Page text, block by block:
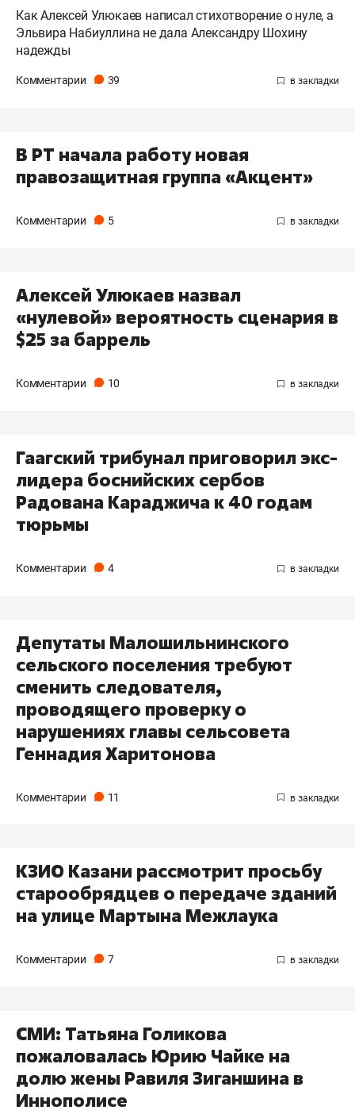
Как Алексей Улюкаев написал стихотворение о нуле, а
Эльвира Набиуллина не дала Александру Шохину
надежды
Комментарии 39
В РТ начала работу новая
правозащитная группа «Акцент»
Комментарии 5
Алексей Улюкаев назвал
«нулевой» вероятность сценария в
$25 за баррель
Комментарии 10
Гаагский трибунал приговорил экс-
лидера боснийских сербов
Радована Караджича к 40 годам
тюрьмы
Комментарии 4
Депутаты Малошильнинского
сельского поселения требуют
сменить следователя,
проводящего проверку о
нарушениях главы сельсовета
Геннадия Харитонова
Комментарии 11
​КЗИО Казани рассмотрит просьбу
старообрядцев о передаче зданий
на улице Мартына Межлаука
Комментарии 7
СМИ: Татьяна Голикова
пожаловалась Юрию Чайке на
долю жены Равиля Зиганшина в
Иннополисе